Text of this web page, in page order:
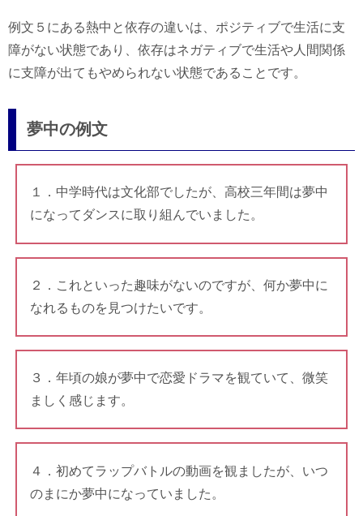
例文５にある熱中と依存の違いは、ポジティブで生活に支
障がない状態であり、依存はネガティブで生活や人間関係
に支障が出てもやめられない状態であることです。
夢中の例文
１．中学時代は文化部でしたが、高校三年間は夢中
になってダンスに取り組んでいました。
２．これといった趣味がないのですが、何か夢中に
なれるものを見つけたいです。
３．年頃の娘が夢中で恋愛ドラマを観ていて、微笑
ましく感じます。
４．初めてラップバトルの動画を観ましたが、いつ
のまにか夢中になっていました。